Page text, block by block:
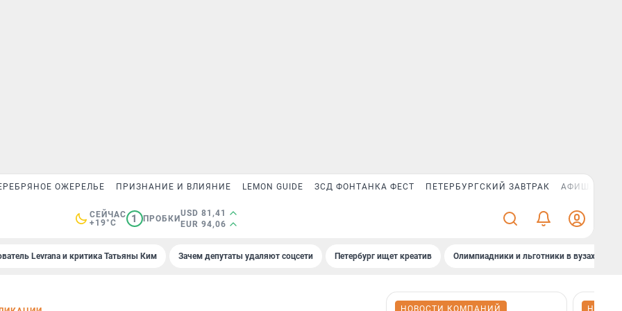
ОЖЕРЕЛЬЕ ПРИЗНАНИЕ И ВЛИЯНИЕ LEMON GUIDE ЗСД ФОНТАНКА ФЕСТ ПЕТЕРБУРГСКИЙ ЗАВТРАК АФИША PLUS
СЕЙЧАС
+19°C
1 ПРОБКИ
USD 81,41
EUR 94,06
Levrana и критика Татьяны Ким Зачем депутаты удаляют соцсети Петербург ищет креатив Олимпиадники и льготники в вузах СПб
НОВОСТИ КОМПАНИЙ